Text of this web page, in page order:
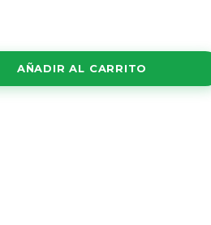
AÑADIR AL CARRITO